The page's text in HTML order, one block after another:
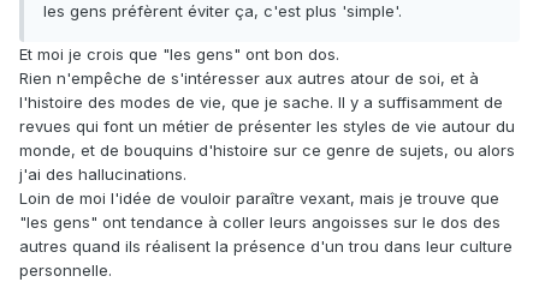
les gens préfèrent éviter ça, c'est plus 'simple'.
Et moi je crois que "les gens" ont bon dos.
Rien n'empêche de s'intéresser aux autres atour de soi, et à
l'histoire des modes de vie, que je sache. Il y a suffisamment de
revues qui font un métier de présenter les styles de vie autour du
monde, et de bouquins d'histoire sur ce genre de sujets, ou alors
j'ai des hallucinations.
Loin de moi l'idée de vouloir paraître vexant, mais je trouve que
"les gens" ont tendance à coller leurs angoisses sur le dos des
autres quand ils réalisent la présence d'un trou dans leur culture
personnelle.